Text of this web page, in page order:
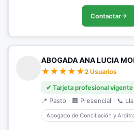
Contactar
ABOGADA ANA LUCIA
2 Usuarios
✔ Tarjeta profesional
📍 Pasto · 🏢 Presencial · 📞
Abogado de Conciliación y